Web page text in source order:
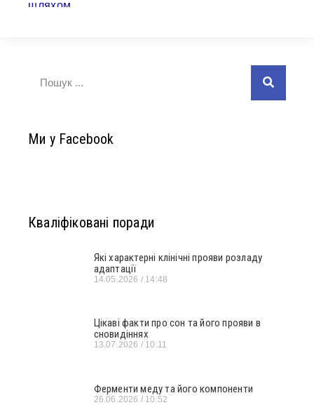
Ми у Facebook
Кваліфіковані поради
Які характерні клінічні прояви розладу
адаптації
14.05.2026 14:48
Цікаві факти про сон та його прояви в
сновидіннях
13.07.2026 10:11
Ферменти меду та його компоненти
26.06.2026 10:52